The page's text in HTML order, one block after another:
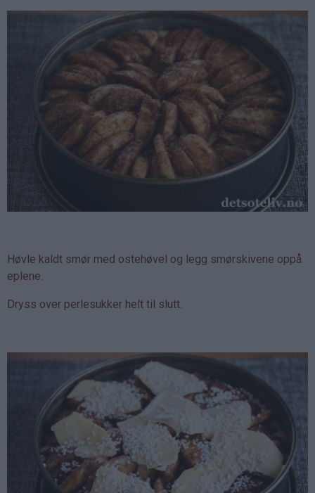
Høvle kaldt smør med ostehøvel og legg smørskivene oppå
eplene.
Dryss over perlesukker helt til slutt.